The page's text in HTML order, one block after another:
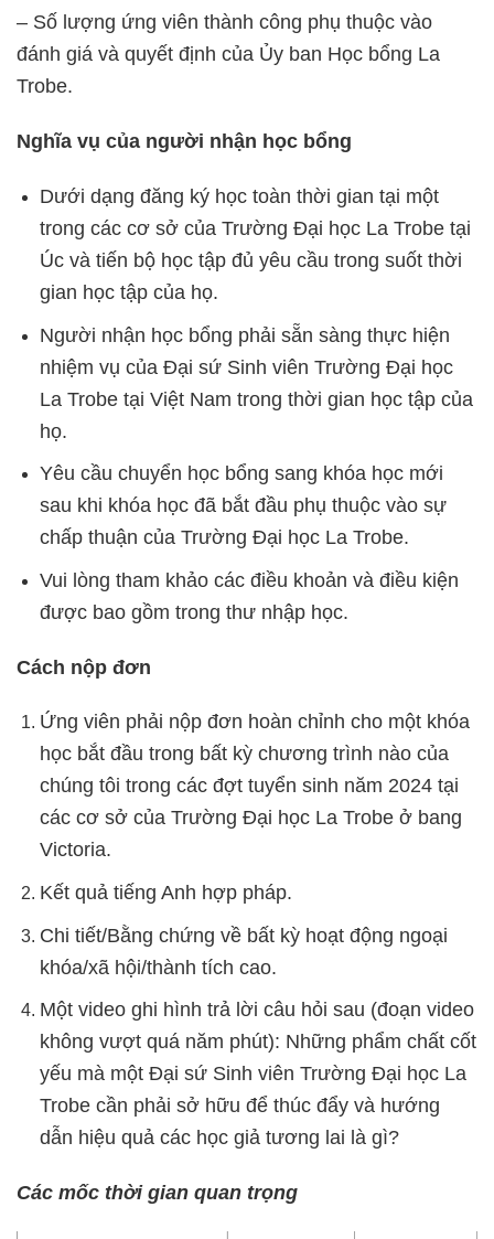
– Số lượng ứng viên thành công phụ thuộc vào
đánh giá và quyết định của Ủy ban Học bổng La
Trobe.
Nghĩa vụ của người nhận học bổng
Dưới dạng đăng ký học toàn thời gian tại một
trong các cơ sở của Trường Đại học La Trobe tại
Úc và tiến bộ học tập đủ yêu cầu trong suốt thời
gian học tập của họ.
Người nhận học bổng phải sẵn sàng thực hiện
nhiệm vụ của Đại sứ Sinh viên Trường Đại học
La Trobe tại Việt Nam trong thời gian học tập của
họ.
Yêu cầu chuyển học bổng sang khóa học mới
sau khi khóa học đã bắt đầu phụ thuộc vào sự
chấp thuận của Trường Đại học La Trobe.
Vui lòng tham khảo các điều khoản và điều kiện
được bao gồm trong thư nhập học.
Cách nộp đơn
Ứng viên phải nộp đơn hoàn chỉnh cho một khóa
học bắt đầu trong bất kỳ chương trình nào của
chúng tôi trong các đợt tuyển sinh năm 2024 tại
các cơ sở của Trường Đại học La Trobe ở bang
Victoria.
Kết quả tiếng Anh hợp pháp.
Chi tiết/Bằng chứng về bất kỳ hoạt động ngoại
khóa/xã hội/thành tích cao.
Một video ghi hình trả lời câu hỏi sau (đoạn video
không vượt quá năm phút): Những phẩm chất cốt
yếu mà một Đại sứ Sinh viên Trường Đại học La
Trobe cần phải sở hữu để thúc đẩy và hướng
dẫn hiệu quả các học giả tương lai là gì?
Các mốc thời gian quan trọng